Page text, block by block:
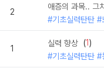
2
애증의 과목.. 그
#기초실력탄탄 #
1
실력 향상 (1)
#기초실력탄탄 #